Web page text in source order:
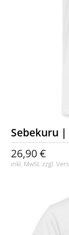
Sebekuru
26,90 €
inkl. MwSt. zzgl.